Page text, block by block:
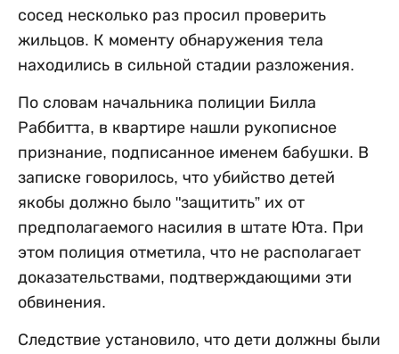
сосед несколько раз просил проверить
жильцов. К моменту обнаружения тела
находились в сильной стадии разложения.
По словам начальника полиции Билла
Раббитта, в квартире нашли рукописное
признание, подписанное именем бабушки. В
записке говорилось, что убийство детей
якобы должно было "защитить” их от
предполагаемого насилия в штате Юта. При
этом полиция отметила, что не располагает
доказательствами, подтверждающими эти
обвинения.
Следствие установило, что дети должны были